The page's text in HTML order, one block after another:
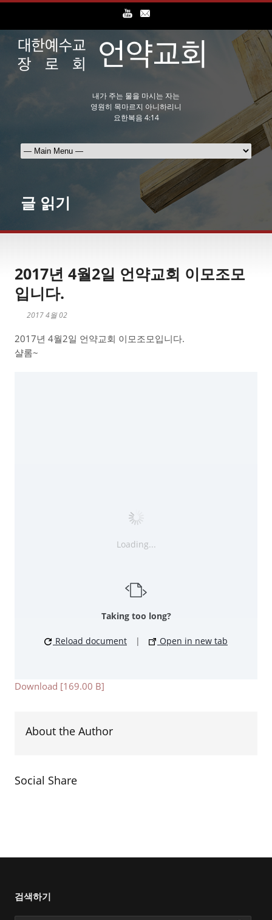
내가 주는 물을 마시는 자는
영원히 목마르지 아니하리니
요한복음 4:14
글 읽기
2017년 4월2일 언약교회 이모조모
입니다.
2017 4월 02
2017년 4월2일 언약교회 이모조모입니다.
샬롬~
Loading...
Taking too long?
Reload document | Open in new tab
Download [169.00 B]
About the Author
Social Share
검색하기